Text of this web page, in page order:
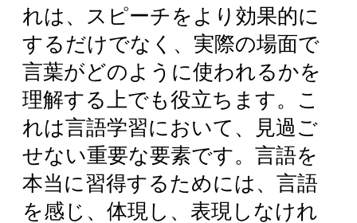
れは、スピーチをより効果的に
するだけでなく、実際の場面で
言葉がどのように使われるかを
理解する上でも役立ちます。こ
れは言語学習において、見過ご
せない重要な要素です。言語を
本当に習得するためには、言語
を感じ、体現し、表現しなけれ